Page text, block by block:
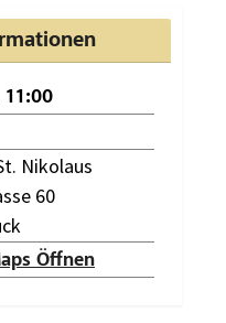
11:00
Nikolaus
60
Öffnen